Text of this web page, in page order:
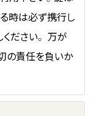
時は必ず携行し
ださい。 万が
の責任を負いか